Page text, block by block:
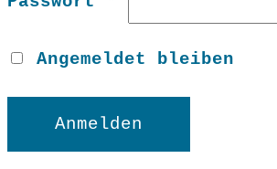
Angemeldet bleiben
Anmelden